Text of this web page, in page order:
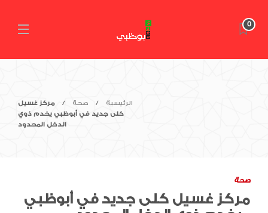
0
الرئيسية صحة
مركز غسيل
كلى جديد في أبوظبي يخدم ذوي
الدخل المحدود
صحة
مركز غسيل كلى جديد في أبوظبي